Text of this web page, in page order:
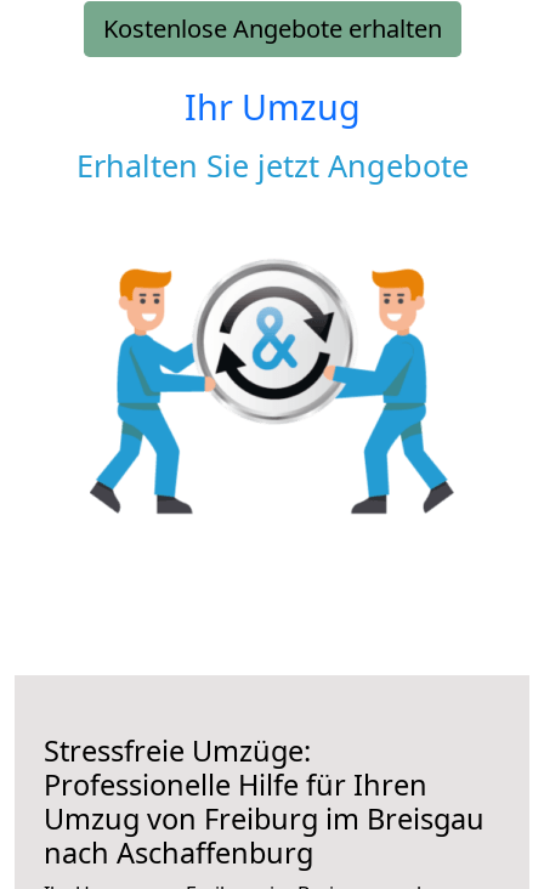
Kostenlose Angebote erhalten
Ihr Umzug
Erhalten Sie jetzt Angebote
Stressfreie Umzüge:
Professionelle Hilfe für Ihren
Umzug von Freiburg im Breisgau
nach Aschaffenburg